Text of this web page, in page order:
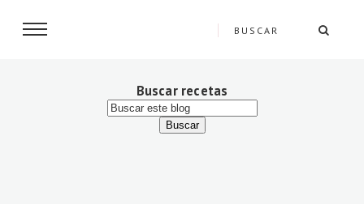
Buscar recetas